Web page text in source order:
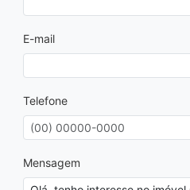
E-mail
Telefone
Mensagem